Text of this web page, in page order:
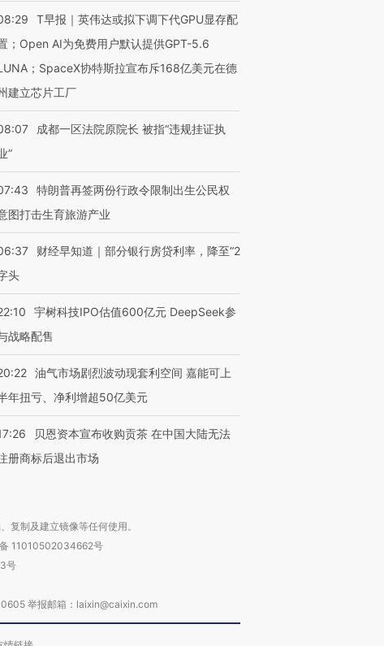
进第四届链博
智科技“链”接产
【特别呈现】寻找100种
有意思的生活方式·第三对
CFO：不靠规模取胜，华
住三大增长引擎是什么？
T早报｜英伟达或拟下调下代GPU显存配
；Open AI为免费用户默认提供GPT-5.6
；SpaceX协特斯拉宣布斥168亿美元在德
建立芯片工厂
成都一区法院原院长 被指“违规挂证执
”
特朗普再签两份行政令限制出生公民权
图打击生育旅游产业
财经早知道｜部分银行房贷利率，降至“2
头
宇树科技IPO估值600亿元 DeepSeek参
战略配售
油气市场剧烈波动现套利空间 嘉能可上
年扭亏、净利增超50亿美元
贝恩资本宣布收购贡茶 在中国大陆无法
册商标后退出市场
复制及建立镜像等任何使用。
11010502034662号
号
举报邮箱：laixin@caixin.com